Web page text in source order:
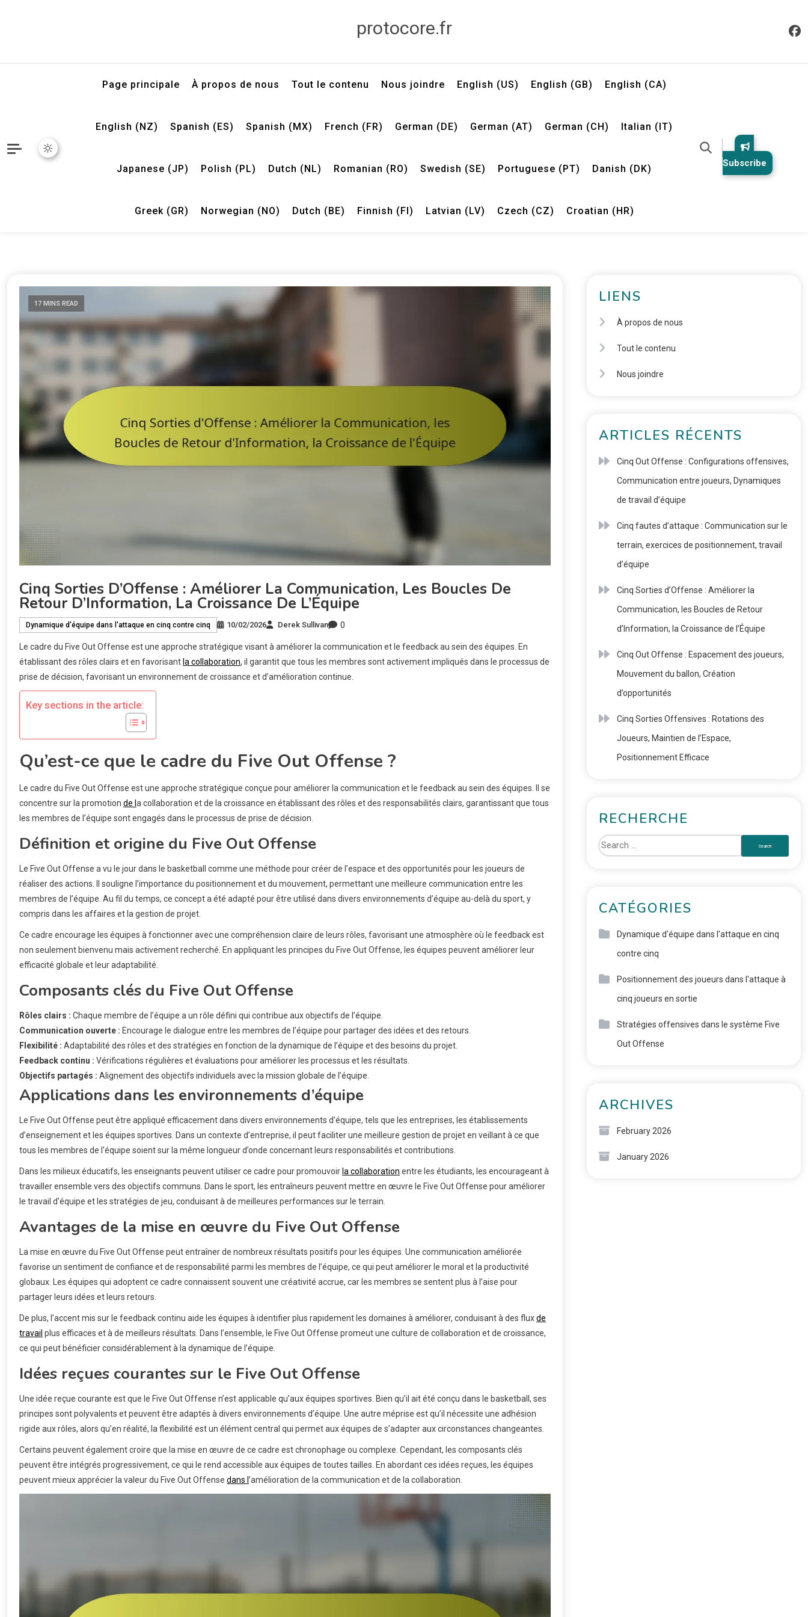
protocore.fr
Page principale À propos de nous Tout le contenu Nous joindre English (US) English (GB) English (CA)
English (NZ) Spanish (ES) Spanish (MX) French (FR) German (DE) German (AT) German (CH) Italian (IT)
Japanese (JP) Polish (PL) Dutch (NL) Romanian (RO) Swedish (SE) Portuguese (PT) Danish (DK)
Greek (GR) Norwegian (NO) Dutch (BE) Finnish (FI) Latvian (LV) Czech (CZ) Croatian (HR)
Subscribe
17 MINS READ
Cinq Sorties D’Offense : Améliorer La Communication, Les Boucles De
Retour D’Information, La Croissance De L’Équipe
Dynamique d'équipe dans l'attaque en cinq contre cinq 10/02/2026 Derek Sullivan 0
Le cadre du Five Out Offense est une approche stratégique visant à améliorer la communication et le feedback au sein des équipes. En
établissant des rôles clairs et en favorisant la collaboration, il garantit que tous les membres sont activement impliqués dans le processus de
prise de décision, favorisant un environnement de croissance et d’amélioration continue.
Key sections in the article:
Qu’est-ce que le cadre du Five Out Offense ?
Le cadre du Five Out Offense est une approche stratégique conçue pour améliorer la communication et le feedback au sein des équipes. Il se
concentre sur la promotion de l a collaboration et de la croissance en établissant des rôles et des responsabilités clairs, garantissant que tous
les membres de l’équipe sont engagés dans le processus de prise de décision.
Définition et origine du Five Out Offense
Le Five Out Offense a vu le jour dans le basketball comme une méthode pour créer de l’espace et des opportunités pour les joueurs de
réaliser des actions. Il souligne l’importance du positionnement et du mouvement, permettant une meilleure communication entre les
membres de l’équipe. Au fil du temps, ce concept a été adapté pour être utilisé dans divers environnements d’équipe au-delà du sport, y
compris dans les affaires et la gestion de projet.
Ce cadre encourage les équipes à fonctionner avec une compréhension claire de leurs rôles, favorisant une atmosphère où le feedback est
non seulement bienvenu mais activement recherché. En appliquant les principes du Five Out Offense, les équipes peuvent améliorer leur
efficacité globale et leur adaptabilité.
Composants clés du Five Out Offense
Rôles clairs : Chaque membre de l’équipe a un rôle défini qui contribue aux objectifs de l’équipe.
Communication ouverte : Encourage le dialogue entre les membres de l’équipe pour partager des idées et des retours.
Flexibilité : Adaptabilité des rôles et des stratégies en fonction de la dynamique de l’équipe et des besoins du projet.
Feedback continu : Vérifications régulières et évaluations pour améliorer les processus et les résultats.
Objectifs partagés : Alignement des objectifs individuels avec la mission globale de l’équipe.
Applications dans les environnements d’équipe
Le Five Out Offense peut être appliqué efficacement dans divers environnements d’équipe, tels que les entreprises, les établissements
d’enseignement et les équipes sportives. Dans un contexte d’entreprise, il peut faciliter une meilleure gestion de projet en veillant à ce que
tous les membres de l’équipe soient sur la même longueur d’onde concernant leurs responsabilités et contributions.
Dans les milieux éducatifs, les enseignants peuvent utiliser ce cadre pour promouvoir la collaboration entre les étudiants, les encourageant à
travailler ensemble vers des objectifs communs. Dans le sport, les entraîneurs peuvent mettre en œuvre le Five Out Offense pour améliorer
le travail d’équipe et les stratégies de jeu, conduisant à de meilleures performances sur le terrain.
Avantages de la mise en œuvre du Five Out Offense
La mise en œuvre du Five Out Offense peut entraîner de nombreux résultats positifs pour les équipes. Une communication améliorée
favorise un sentiment de confiance et de responsabilité parmi les membres de l’équipe, ce qui peut améliorer le moral et la productivité
globaux. Les équipes qui adoptent ce cadre connaissent souvent une créativité accrue, car les membres se sentent plus à l’aise pour
partager leurs idées et leurs retours.
De plus, l’accent mis sur le feedback continu aide les équipes à identifier plus rapidement les domaines à améliorer, conduisant à des fluxde
travail plus efficaces et à de meilleurs résultats. Dans l’ensemble, le Five Out Offense promeut une culture de collaboration et de croissance,
ce qui peut bénéficier considérablement à la dynamique de l’équipe.
Idées reçues courantes sur le Five Out Offense
Une idée reçue courante est que le Five Out Offense n’est applicable qu’aux équipes sportives. Bien qu’il ait été conçu dans le basketball, ses
principes sont polyvalents et peuvent être adaptés à divers environnements d’équipe. Une autre méprise est qu’il nécessite une adhésion
rigide aux rôles, alors qu’en réalité, la flexibilité est un élément central qui permet aux équipes de s’adapter aux circonstances changeantes.
Certains peuvent également croire que la mise en œuvre de ce cadre est chronophage ou complexe. Cependant, les composants clés
peuvent être intégrés progressivement, ce qui le rend accessible aux équipes de toutes tailles. En abordant ces idées reçues, les équipes
peuvent mieux apprécier la valeur du Five Out Offense dans l ’amélioration de la communication et de la collaboration.
LIENS
À propos de nous
Tout le contenu
Nous joindre
ARTICLES RÉCENTS
Cinq Out Offense : Configurations offensives,
Communication entre joueurs, Dynamiques
de travail d’équipe
Cinq fautes d’attaque : Communication sur le
terrain, exercices de positionnement, travail
d’équipe
Cinq Sorties d’Offense : Améliorer la
Communication, les Boucles de Retour
d’Information, la Croissance de l’Équipe
Cinq Out Offense : Espacement des joueurs,
Mouvement du ballon, Création
d’opportunités
Cinq Sorties Offensives : Rotations des
Joueurs, Maintien de l’Espace,
Positionnement Efficace
RECHERCHE
CATÉGORIES
Dynamique d'équipe dans l'attaque en cinq
contre cinq
Positionnement des joueurs dans l'attaque à
cinq joueurs en sortie
Stratégies offensives dans le système Five
Out Offense
ARCHIVES
February 2026
January 2026